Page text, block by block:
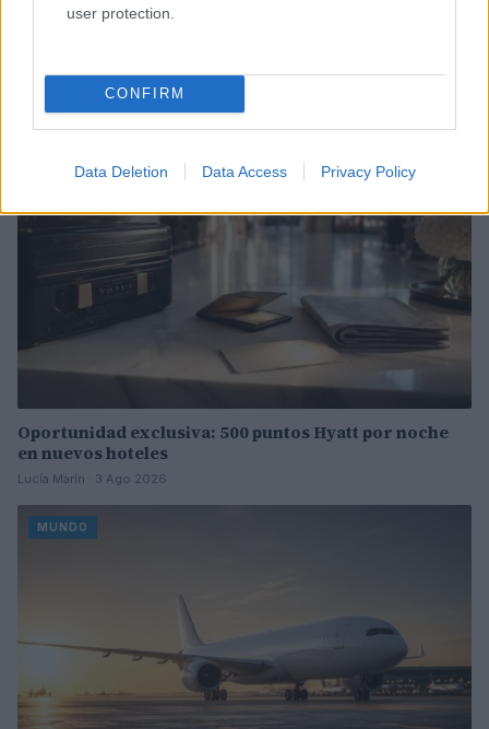
user protection.
CONFIRM
Data Deletion Data Access Privacy Policy
Carla Vidal · 5 Ago 2026
MUNDO
Oportunidad exclusiva: 500 puntos Hyatt por noche
en nuevos hoteles
Lucía Marín · 3 Ago 2026
MUNDO